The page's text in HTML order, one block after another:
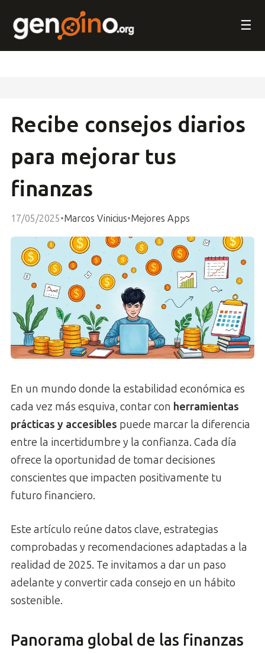
☰
Recibe consejos diarios
para mejorar tus
finanzas
17/05/2025•Marcos Vinicius•Mejores Apps
En un mundo donde la estabilidad económica es
cada vez más esquiva, contar con herramientas
prácticas y accesibles puede marcar la diferencia
entre la incertidumbre y la confianza. Cada día
ofrece la oportunidad de tomar decisiones
conscientes que impacten positivamente tu
futuro financiero.
Este artículo reúne datos clave, estrategias
comprobadas y recomendaciones adaptadas a la
realidad de 2025. Te invitamos a dar un paso
adelante y convertir cada consejo en un hábito
sostenible.
Panorama global de las finanzas